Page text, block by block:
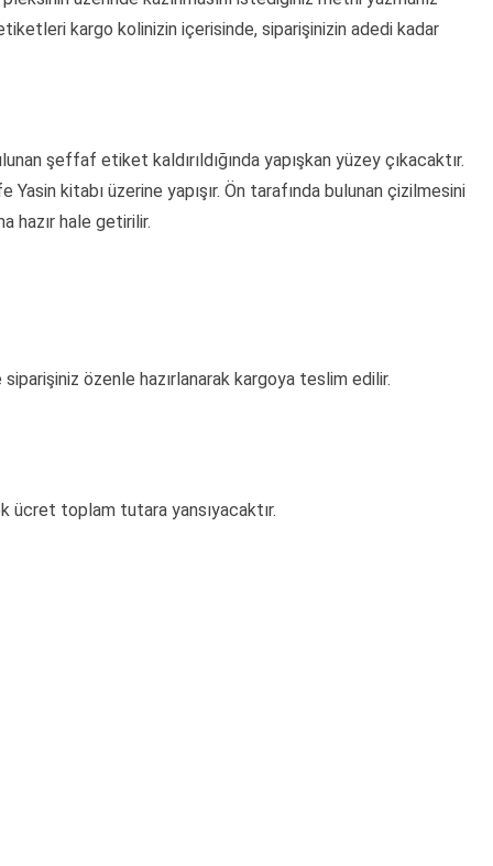
kargo kolinizin içerisinde, siparişinizin adedi kadar
şeffaf etiket kaldırıldığında yapışkan yüzey çıkacaktır.
kitabı üzerine yapışır. Ön tarafında bulunan çizilmesini
hazır hale getirilir.
özenle hazırlanarak kargoya teslim edilir.
ücret toplam tutara yansıyacaktır.